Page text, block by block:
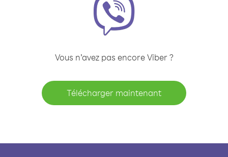
Vous n’avez pas encore Viber ?
Télécharger maintenant